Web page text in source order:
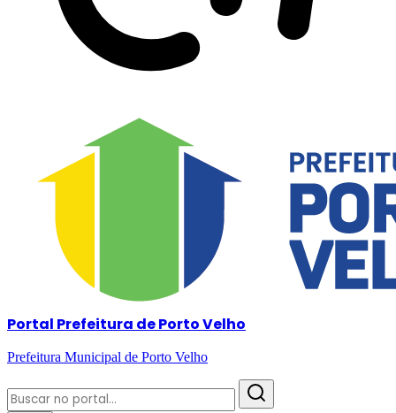
Portal Prefeitura de Porto Velho
Prefeitura Municipal de Porto Velho